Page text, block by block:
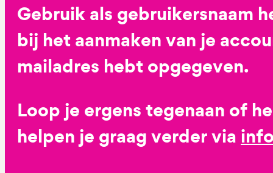
Gebruik als gebruikersnaam
bij het aanmaken van je
mailadres hebt opgegeven.
Loop je ergens tegenaan of
helpen je graag verder via